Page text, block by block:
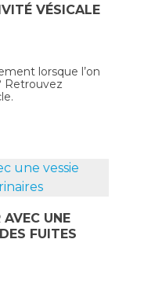
VÉSICALE
lorsque l’on
Retrouvez
UNE
FUITES